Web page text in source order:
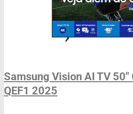
Samsung Vision AI TV 50"
QEF1 2025